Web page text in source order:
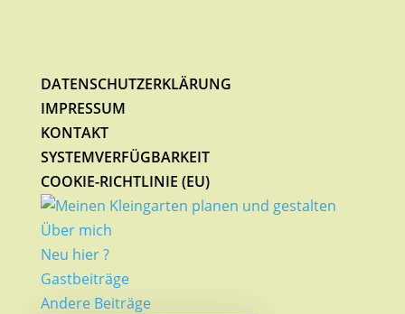
DATENSCHUTZERKLÄRUNG
IMPRESSUM
KONTAKT
SYSTEMVERFÜGBARKEIT
COOKIE-RICHTLINIE (EU)
Über mich
Neu hier ?
Gastbeiträge
Andere Beiträge